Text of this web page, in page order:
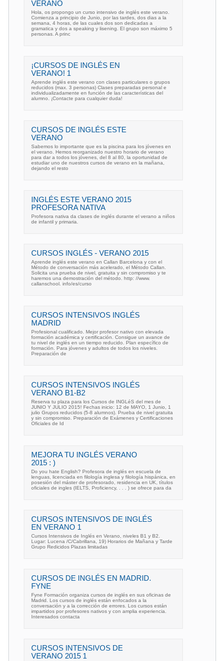
VERANO
Hola, os propongo un curso intensivo de inglés este verano.
Comienza a principio de Junio, por las tardes, dos dias a la
semana, 4 horas, de las cuales dos son dedicadas a
gramatica y dos a speaking y lisening. El grupo son máximo 5
personas. A princ
¡CURSOS DE INGLÉS EN
VERANO! 1
Aprende inglés este verano con clases particulares o grupos
reducidos (max. 3 personas) Clases preparadas personal e
individualizadamente en función de las características del
alumno. ¡Contacte para cualquier duda!
CURSOS DE INGLÉS ESTE
VERANO
Sabemos lo importante que es la piscina para los jóvenes en
el verano. Hemos reorganizado nuestro horario de verano
para dar a todos los jóvenes, del 8 al 80, la oportunidad de
estudiar uno de nuestros cursos de verano en la mañana,
dejando el resto
INGLÉS ESTE VERANO 2015
PROFESORA NATIVA
Profesora nativa da clases de inglés durante el verano a niños
de infantil y primaria.
CURSOS INGLÉS - VERANO 2015
Aprende inglés este verano en Callan Barcelona y con el
Método de conversación más acelerado, el Método Callan.
Solicita una prueba de nivel, gratuita y sin compromiso y te
haremos una demostración del método. http: //www.
callanschool. info/es/curso
CURSOS INTENSIVOS INGLÉS
MADRID
Profesional cualificado. Mejor profesor nativo con elevada
formación académica y certificación. Consigue un avance de
tu nivel de inglés en un tiempo reducido. Plan específico de
formación. Para jóvenes y adultos de todos los niveles.
Preparación de
CURSOS INTENSIVOS INGLÉS
VERANO B1-B2
Reserva tu plaza para los Cursos de INGLéS del mes de
JUNIO Y JULIO 2015! Fechas inicio: 12 de MAYO, 1 Junio, 1
julio Grupos reducidos (5-8 alumnos). Prueba de nivel gratuita
y sin compromiso. Preparación de Exámenes y Certificaciones
Oficiales de Id
MEJORA TU INGLÉS VERANO
2015 : )
Do you hate English? Profesora de inglés en escuela de
lenguas, licenciada en filología inglesa y filología hispánica, en
posesión del máster de profesorado, residencia en UK, títulos
oficiales de ingles (IELTS, Proficiency, . . . ) se ofrece para da
CURSOS INTENSIVOS DE INGLÉS
EN VERANO 1
Cursos Intensivos de Inglés en Verano, niveles B1 y B2.
Lugar: Lucena /C/Cabrillana, 19) Horarios de Mañana y Tarde
Grupo Redicidos Plazas limitadas
CURSOS DE INGLÉS EN MADRID.
FYNE
Fyne Formación organiza cursos de inglés en sus oficinas de
Madrid. Los cursos de inglés están enfocados a la
conversación y a la corrección de errores. Los cursos están
impartidos por profesores nativos y con amplia experiencia.
Interesados contacta
CURSOS INTENSIVOS DE
VERANO 2015 1